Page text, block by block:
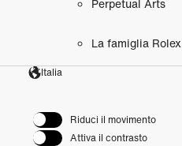
Perpetual Arts
La famiglia Rolex
Italia
Riduci il movimento
Attiva il contrasto